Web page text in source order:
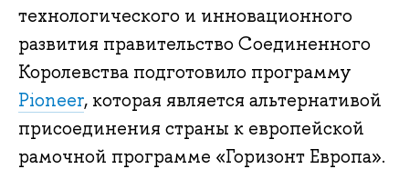
технологического и инновационного
развития правительство Соединенного
Королевства подготовило программу
Pioneer, которая является альтернативой
присоединения страны к европейской
рамочной программе «Горизонт Европа».